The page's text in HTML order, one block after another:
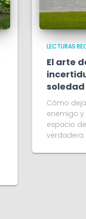
LECTURAS
El arte
Cómo
enemigo
espacio
verdadera